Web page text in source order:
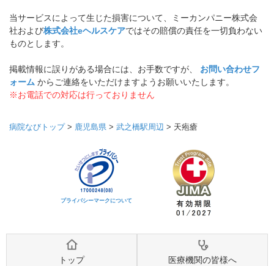
当サービスによって生じた損害について、ミーカンパニー株式会
社および株式会社eヘルスケアではその賠償の責任を一切負わない
ものとします。
掲載情報に誤りがある場合には、お手数ですが、 お問い合わせフ
ォーム からご連絡をいただけますようお願いいたします。
※お電話での対応は行っておりません
病院なびトップ> 鹿児島県 > 武之橋駅周辺 > 天疱瘡
プライバシーマークについて
トップ 医療機関の皆様へ